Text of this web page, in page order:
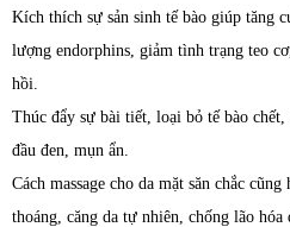
Kích thích sự sản sinh tế bào giúp tăng
lượng endorphins, giảm tình trạng teo
hồi.
Thúc đẩy sự bài tiết, loại bỏ tế bào
đầu đen, mụn ẩn.
Cách massage cho da mặt săn chắc
thoáng, căng da tự nhiên, chống lão hóa